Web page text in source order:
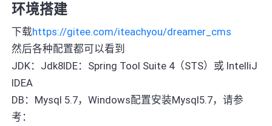
环境搭建
下载https://gitee.com/iteachyou/dreamer_cms
然后各种配置都可以看到
JDK：Jdk8IDE：Spring Tool Suite 4（STS）或 IntelliJ
IDEA
DB：Mysql 5.7，Windows配置安装Mysql5.7，请参
考：